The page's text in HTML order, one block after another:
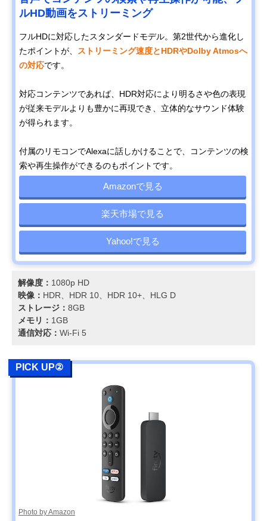
ルHD動画をストリーミング
フルHDに対応したスタンダードモデル。第2世代から進化し
たポイントが、
ストリーミング速度とHDRやDolby Atmosへ
の対応です。
対応コンテンツであれば、HDR対応により明るさや色の表現
が従来モデルよりも豊かに再現でき、立体的なサウンド体験
が得られます。
付属のリモコンでAlexaに話しかけることで、コンテンツの検
索や再生操作ができるのもポイントです。
Amazonで見る
楽天市場で見る
Yahoo!で見る
解像度： 1080p HD
映像： HDR、HDR 10、HDR 10+、HLG D
ストレージ： 8GB
メモリ： 1GB
通信対応： Wi-Fi 5
PICK UP②
Photo by Amazon